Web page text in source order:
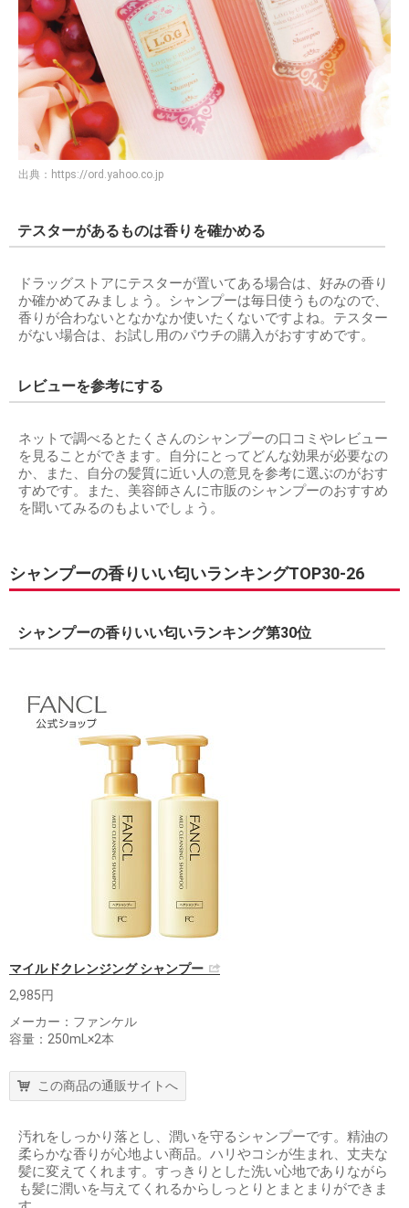
出典： https://ord.yahoo.co.jp
テスターがあるものは香りを確かめる
ドラッグストアにテスターが置いてある場合は、好みの香り
か確かめてみましょう。シャンプーは毎日使うものなので、
香りが合わないとなかなか使いたくないですよね。テスター
がない場合は、お試し用のパウチの購入がおすすめです。
レビューを参考にする
ネットで調べるとたくさんのシャンプーの口コミやレビュー
を見ることができます。自分にとってどんな効果が必要なの
か、また、自分の髪質に近い人の意見を参考に選ぶのがおす
すめです。また、美容師さんに市販のシャンプーのおすすめ
を聞いてみるのもよいでしょう。
シャンプーの香りいい匂いランキングTOP30-26
シャンプーの香りいい匂いランキング第30位
マイルドクレンジング シャンプー
2,985円
メーカー：ファンケル
容量：250mL×2本
この商品の通販サイトへ
汚れをしっかり落とし、潤いを守るシャンプーです。精油の
柔らかな香りが心地よい商品。ハリやコシが生まれ、丈夫な
髪に変えてくれます。すっきりとした洗い心地でありながら
も髪に潤いを与えてくれるからしっとりとまとまりができま